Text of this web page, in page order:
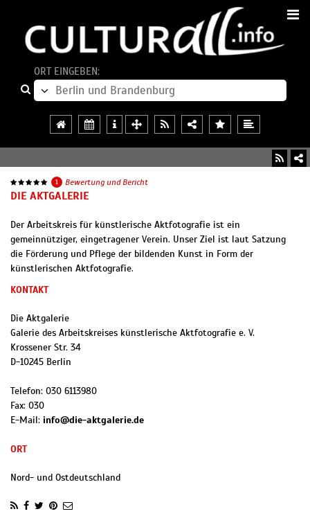
ORT EINGEBEN:
1 Bewertung und Bericht
DIE AKTGALERIE
Der Arbeitskreis für künstlerische Aktfotografie ist ein
gemeinnütziger, eingetragener Verein. Unser Ziel ist laut Satzung
die Förderung und Pflege der bildenden Kunst in Form der
künstlerischen Aktfotografie.
KONTAKT
Die Aktgalerie
Galerie des Arbeitskreises künstlerische Aktfotografie e. V.
Krossener Str. 34
D-10245 Berlin
Telefon: 030 6113980
Fax: 030
E-Mail: info@die-aktgalerie.de
ORT
Nord- und Ostdeutschland